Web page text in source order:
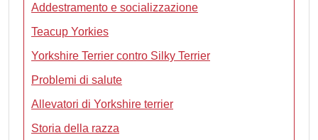
Addestramento e socializzazione
Teacup Yorkies
Yorkshire Terrier contro Silky Terrier
Problemi di salute
Allevatori di Yorkshire terrier
Storia della razza